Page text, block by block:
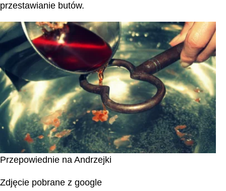
przestawianie butów.
Przepowiednie na Andrzejki
Zdjęcie pobrane z google